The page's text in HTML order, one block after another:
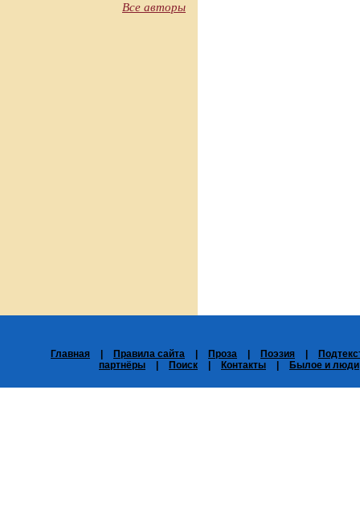
Все авторы
Главная Правила сайта Проза Поэзия
партнёры
Поиск Контакты Былое и люди